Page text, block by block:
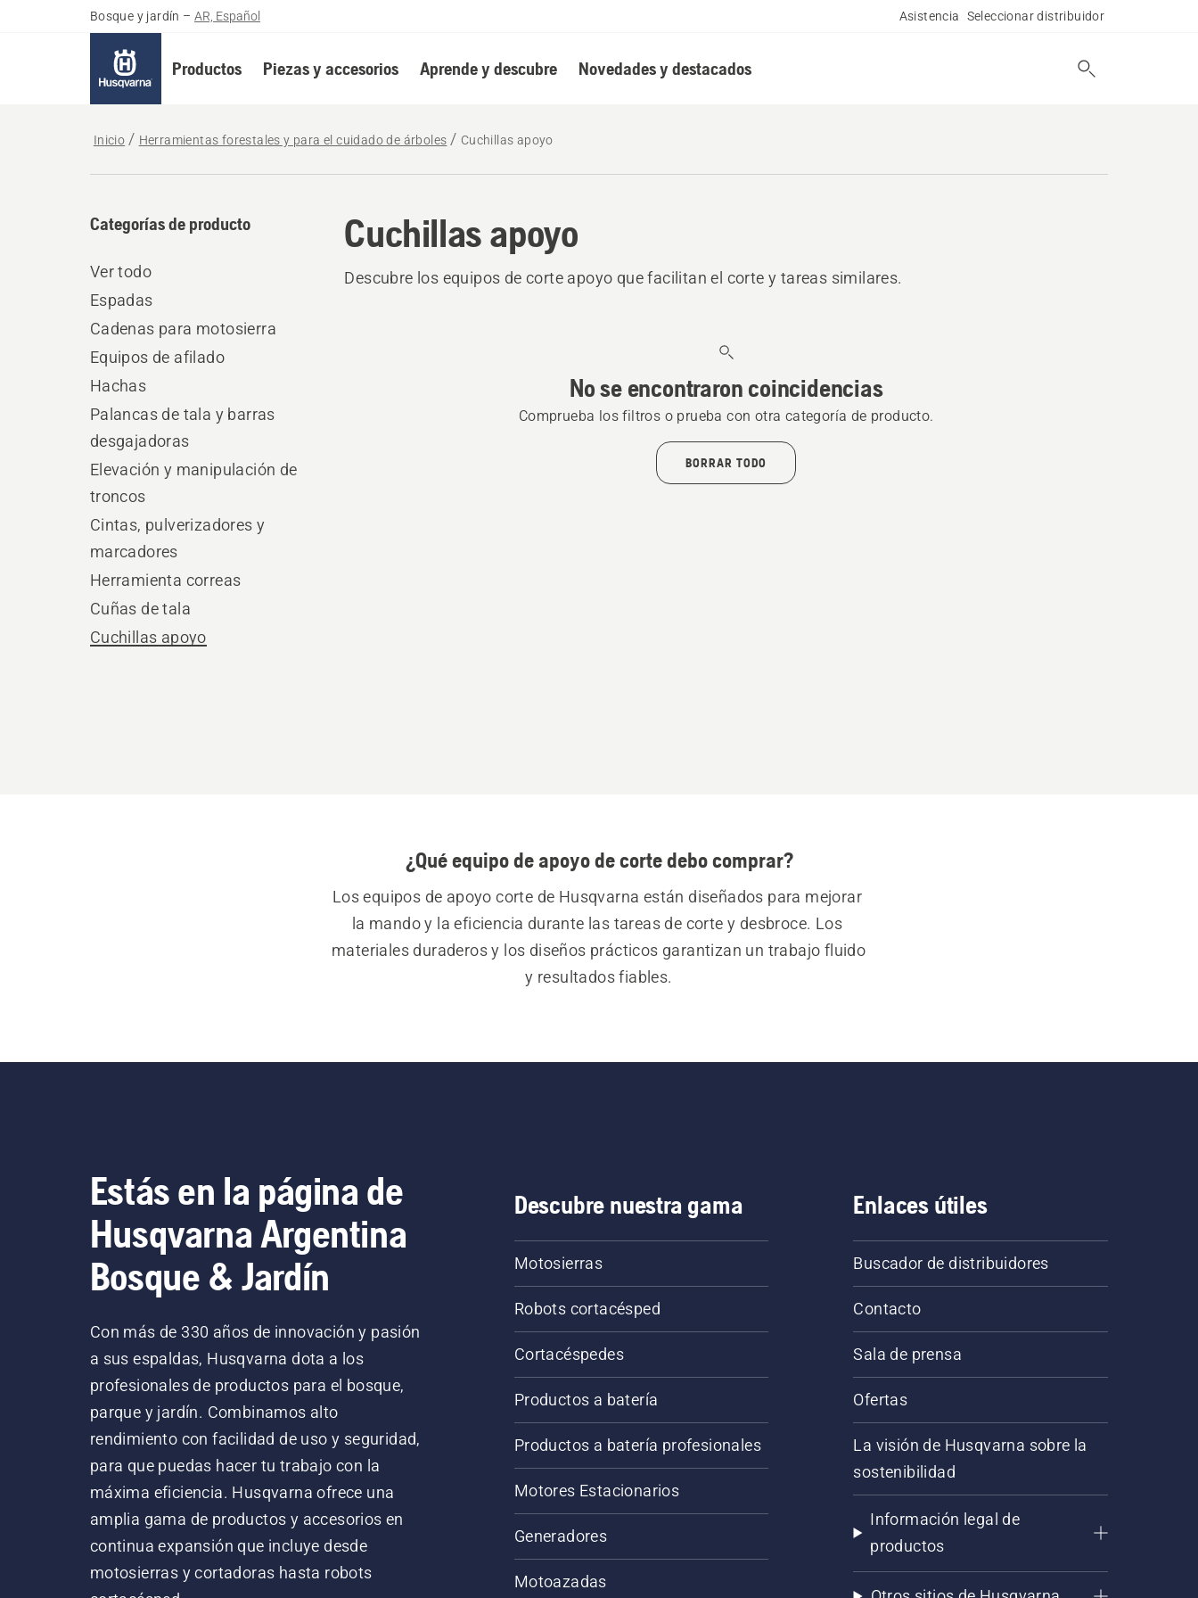
Bosque y jardín – AR, Español Asistencia Seleccionar distribuidor
Productos Piezas y accesorios Aprende y descubre Novedades y destacados
Inicio Herramientas forestales y para el cuidado de árboles Cuchillas apoyo
Cuchillas apoyo
Categorías de producto
Ver todo
Espadas
Cadenas para motosierra
Equipos de afilado
Hachas
Palancas de tala y barras
desgajadoras
Elevación y manipulación de
troncos
Cintas, pulverizadores y
marcadores
Herramienta correas
Cuñas de tala
Cuchillas apoyo
Descubre los equipos de corte apoyo que facilitan el corte y tareas similares.
No se encontraron coincidencias
Comprueba los filtros o prueba con otra categoría de producto.
BORRAR TODO
¿Qué equipo de apoyo de corte debo comprar?
Los equipos de apoyo corte de Husqvarna están diseñados para mejorar
la mando y la eficiencia durante las tareas de corte y desbroce. Los
materiales duraderos y los diseños prácticos garantizan un trabajo fluido
y resultados fiables.
Estás en la página de
Husqvarna Argentina
Bosque & Jardín
Con más de 330 años de innovación y pasión
a sus espaldas, Husqvarna dota a los
profesionales de productos para el bosque,
parque y jardín. Combinamos alto
rendimiento con facilidad de uso y seguridad,
para que puedas hacer tu trabajo con la
máxima eficiencia. Husqvarna ofrece una
amplia gama de productos y accesorios en
continua expansión que incluye desde
motosierras y cortadoras hasta robots
Descubre nuestra gama
Motosierras
Robots cortacésped
Cortacéspedes
Productos a batería
Productos a batería profesionales
Motores Estacionarios
Generadores
Motoazadas
Enlaces útiles
Buscador de distribuidores
Contacto
Sala de prensa
Ofertas
La visión de Husqvarna sobre la
sostenibilidad
Información legal de
productos